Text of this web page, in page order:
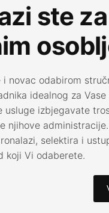
ste za
novac odabirom
idealnog za Vase
usluge izbjegavate
njihove administracije.
selektira i
koji Vi odaberete.